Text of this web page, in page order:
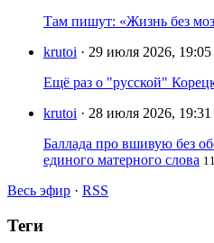
Там пишут: «Жизнь без
krutoi · 29 июля 2026, 19:05
Ещё раз о "русской"
krutoi · 28 июля 2026, 19:31
Баллада про вшивую без
единого матерного слова 11
Весь эфир · RSS
Теги